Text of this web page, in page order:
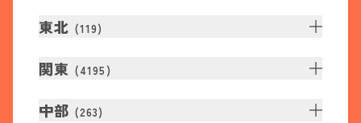
東北 (119)
関東 (4195 )
中部 (263)